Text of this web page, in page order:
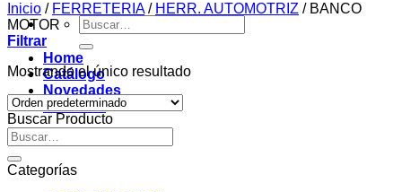
Buscar
por:
Home
Catálogo
Novedades
Contacto
Inicio / FERRETERIA / HERR. AUTOMOTRIZ /BANCO
MOTOR
Filtrar
Mostrando el único resultado
Buscar Producto
Buscar
por:
Categorías